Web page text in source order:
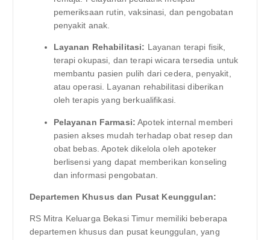
pemeriksaan rutin, vaksinasi, dan pengobatan
penyakit anak.
Layanan Rehabilitasi: Layanan terapi fisik,
terapi okupasi, dan terapi wicara tersedia untuk
membantu pasien pulih dari cedera, penyakit,
atau operasi. Layanan rehabilitasi diberikan
oleh terapis yang berkualifikasi.
Pelayanan Farmasi: Apotek internal memberi
pasien akses mudah terhadap obat resep dan
obat bebas. Apotek dikelola oleh apoteker
berlisensi yang dapat memberikan konseling
dan informasi pengobatan.
Departemen Khusus dan Pusat Keunggulan:
RS Mitra Keluarga Bekasi Timur memiliki beberapa
departemen khusus dan pusat keunggulan, yang